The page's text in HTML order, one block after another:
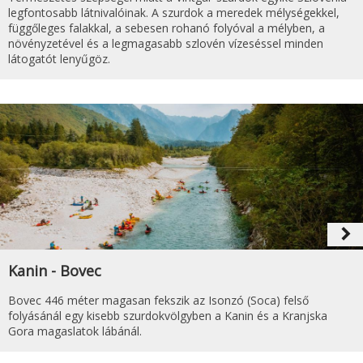
legfontosabb látnivalóinak. A szurdok a meredek mélységekkel,
függőleges falakkal, a sebesen rohanó folyóval a mélyben, a
növényzetével és a legmagasabb szlovén vízeséssel minden
látogatót lenyűgöz.
navigate_next
Kanin - Bovec
Bovec 446 méter magasan fekszik az Isonzó (Soca) felső
folyásánál egy kisebb szurdokvölgyben a Kanin és a Kranjska
Gora magaslatok lábánál.